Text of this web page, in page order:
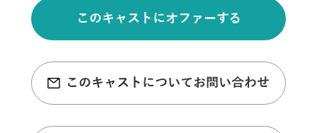
このキャストにオファーする
このキャストについてお問い合わせ